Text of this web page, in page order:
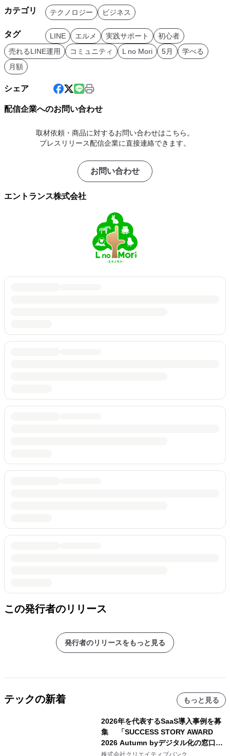
カテゴリ テクノロジー ビジネス
タグ LINE エルメ 実践サポート
初心者
売れるLINE運用
コミュニティ L no Mori 5月
学べる
月額
シェア
配信企業へのお問い合わせ
取材依頼・商品に対するお問い合わせはこちら。
プレスリリース配信企業に直接連絡できます。
お問い合わせ
エントランス株式会社
この発行者のリリース
発行者のリリースをもっと見る
テックの新着 もっと見る
2026年を代表するSaaS導入事例を募
集 「SUCCESS STORY AWARD
2026 Autumn byデジタル化の窓口」
開催
株式会社クリエイティブバンク